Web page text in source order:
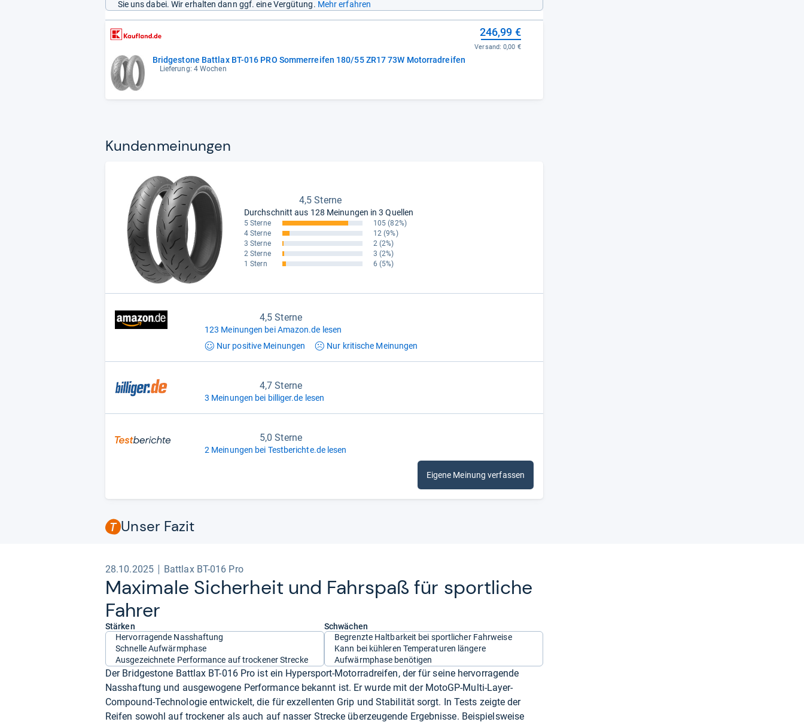
Sie uns dabei. Wir erhalten dann ggf. eine Vergütung. Mehr erfahren
Bridgestone Battlax BT-016 PRO Sommerreifen 180/55 ZR17 73W Motorradreifen
Lieferung: 4 Wochen
246,99 €
Versand:0,00 €
Kun­den­mei­nun­gen
4,5 Sterne
Durchschnitt aus 128 Meinungen in 3 Quellen
5 Sterne 105 (82%)
4 Sterne
12 (9%)
3 Sterne
2 (2%)
2 Sterne
3 (2%)
1 Stern
6 (5%)
4,5 Sterne
123 Meinungen bei Amazon.de lesen
Nur positive Meinungen Nur kritische Meinungen
4,7 Sterne
3 Meinungen bei billiger.de lesen
5,0 Sterne
2 Meinungen bei Testberichte.de lesen
Eigene Meinung verfassen
Unser Fazit
28.10.2025 Battlax BT-016 Pro
Maxi­male Sicher­heit und Fahr­spaß für sport­li­che
Fah­rer
Stärken
Hervorragende Nasshaftung
Schnelle Aufwärmphase
Ausgezeichnete Performance auf trockener Strecke
Schwächen
Begrenzte Haltbarkeit bei sportlicher Fahrweise
Kann bei kühleren Temperaturen längere
Aufwärmphase benötigen
Der Bridgestone Battlax BT-016 Pro ist ein Hypersport-Motorradreifen, der für seine hervorragende
Nasshaftung und ausgewogene Performance bekannt ist. Er wurde mit der MotoGP-Multi-Layer-
Compound-Technologie entwickelt, die für exzellenten Grip und Stabilität sorgt. In Tests zeigte der
Reifen sowohl auf trockener als auch auf nasser Strecke überzeugende Ergebnisse. Beispielsweise